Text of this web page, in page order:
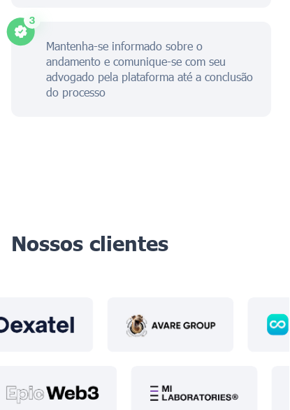
Mantenha-se informado sobre o
andamento e comunique-se com seu
advogado pela plataforma até a conclusão
do processo
Nossos clientes